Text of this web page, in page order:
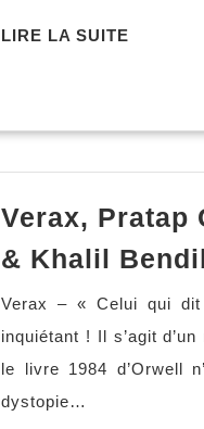
LIRE LA SUITE
Verax, Pratap
& Khalil
Verax – « Celui qui
inquiétant ! Il s’agit
le livre 1984 d’Orwell
dystopie…